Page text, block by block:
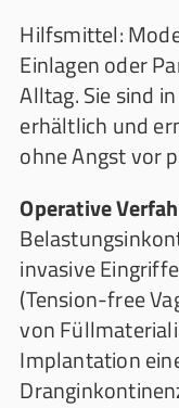
Hilfsmittel:
Einlagen oder
Alltag. Sie sind
erhältlich und
ohne Angst vor
Operative
invasive
(Tension-free
von
Implantation